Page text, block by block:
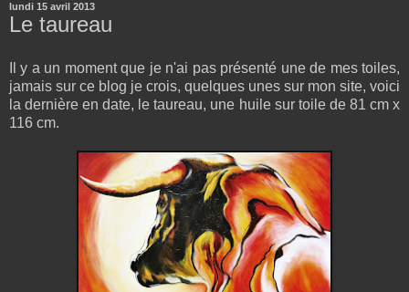
lundi 15 avril 2013
Le taureau
Il y a un moment que je n'ai pas présenté une de mes toiles,
jamais sur ce blog je crois, quelques unes sur mon site, voici
la dernière en date, le taureau, une huile sur toile de 81 cm x
116 cm.